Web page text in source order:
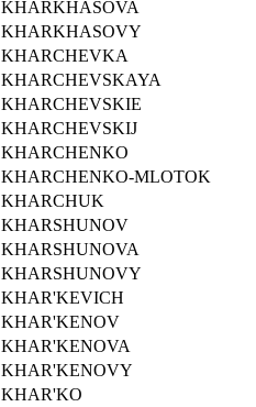
KHARKHASOVA
KHARKHASOVY
KHARCHEVKA
KHARCHEVSKAYA
KHARCHEVSKIE
KHARCHEVSKIJ
KHARCHENKO
KHARCHENKO-MLOTOK
KHARCHUK
KHARSHUNOV
KHARSHUNOVA
KHARSHUNOVY
KHAR'KEVICH
KHAR'KENOV
KHAR'KENOVA
KHAR'KENOVY
KHAR'KO